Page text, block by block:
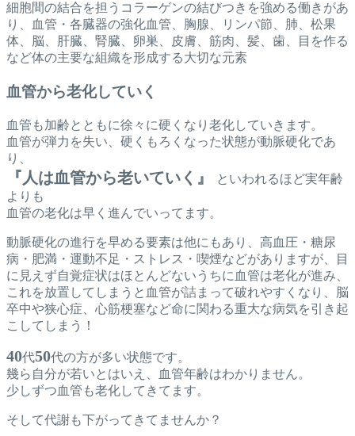
細胞間の結合を担うコラーゲンの結びつきを強める働きがあ
り、血管・各臓器の強化血管、胸腺、リンパ節、肺、松果
体、脳、肝臓、腎臓、卵巣、皮膚、筋肉、髪、歯、目を作る
など体の主要な組織を形成する大切な元素
血管から老化していく
血管も加齢とともに徐々に硬くなり老化していきます。
血管が弾力を失い、硬くもろくなった状態が動脈硬化であ
り、
『人は血管から老いていく』
といわれるほど実年齢
よりも
血管の老化は早く進んでいってます。
動脈硬化の進行を早める要素は他にもあり、高血圧・糖尿
病・肥満・運動不足・ストレス・喫煙などがありますが、目
に見えず自覚症状はほとんどないうちに血管は老化が進み、
これを放置してしまうと血管が詰まって破れやすくなり、脳
卒中や狭心症、心筋梗塞など命に関わる重大な病気を引き起
こしてしまう！
40代50代の方が多い状態です。
幾ら自分が若いとはいえ、血管年齢はわかりません。
少しずつ血管も老化してきてます。
そして代謝も下がってきてませんか？